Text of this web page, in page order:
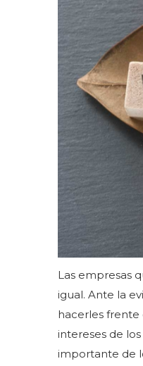
Las empresas
igual. Ante la
hacerles frente
intereses de
importante de